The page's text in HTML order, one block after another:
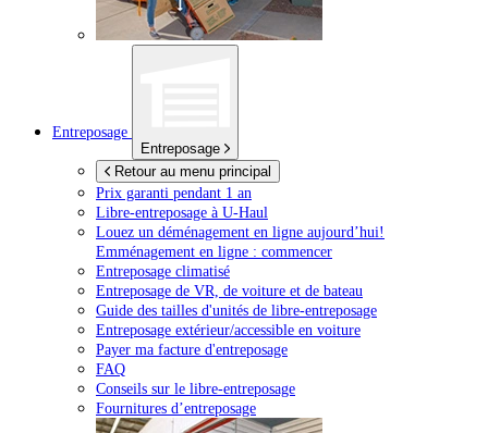
Entreposage
Entreposage
Retour au menu principal
Prix garanti pendant 1 an
Libre-entreposage à U-Haul
Louez un déménagement en ligne aujourd’hui!
Emménagement en ligne : commencer
Entreposage climatisé
Entreposage de VR, de voiture et de bateau
Guide des tailles d'unités de libre-entreposage
Entreposage extérieur/accessible en voiture
Payer ma facture d'entreposage
FAQ
Conseils sur le libre-entreposage
Fournitures d’entreposage